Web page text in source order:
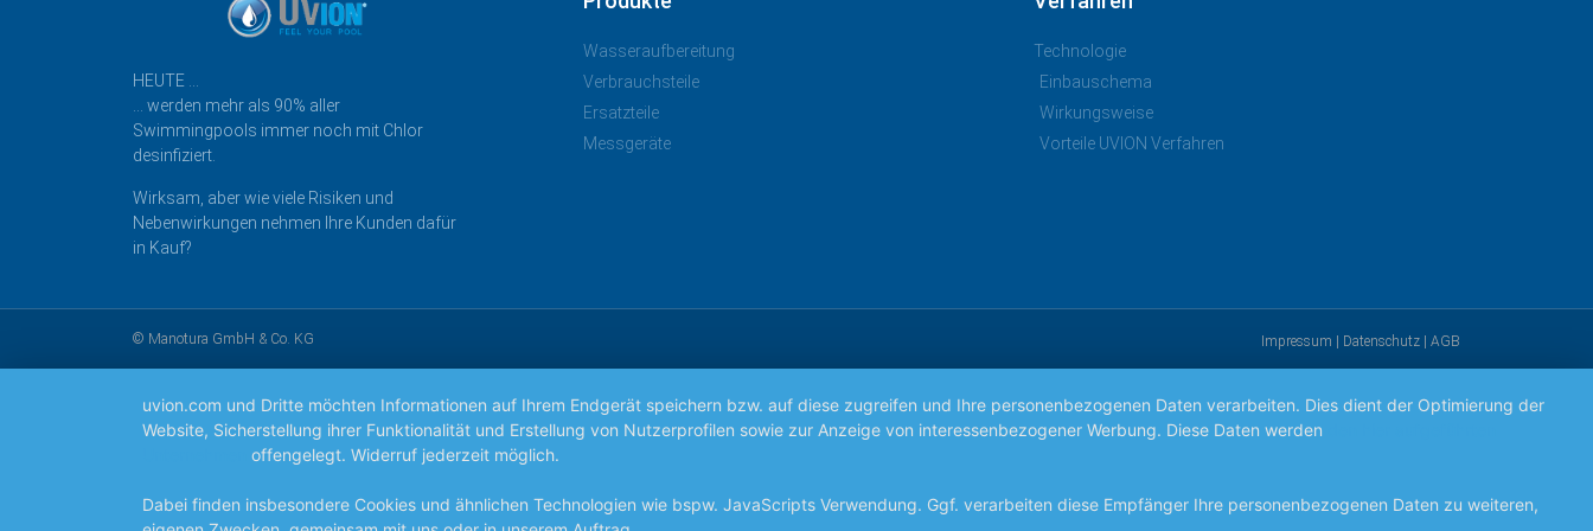
HEUTE …
… werden mehr als 90% aller
Swimmingpools immer noch mit Chlor
desinfiziert.
Wirksam, aber wie viele Risiken und
Nebenwirkungen nehmen Ihre Kunden dafür
in Kauf?
Wasseraufbereitung
Verbrauchsteile
Ersatzteile
Messgeräte
Technologie
Einbauschema
Wirkungsweise
Vorteile UVION Verfahren
© Manotura GmbH & Co. KG Impressum Datenschutz AGB
uvion.com und Dritte möchten Informationen auf Ihrem Endgerät speichern bzw. auf diese zugreifen und Ihre personenbezogenen Daten verarbeiten. Dies dient der Optimierung der
Website, Sicherstellung ihrer Funktionalität und Erstellung von Nutzerprofilen sowie zur Anzeige von interessenbezogener Werbung. Diese Daten werden
offengelegt. Widerruf jederzeit möglich.
Dabei finden insbesondere Cookies und ähnlichen Technologien wie bspw. JavaScripts Verwendung. Ggf. verarbeiten diese Empfänger Ihre personenbezogenen Daten zu weiteren,